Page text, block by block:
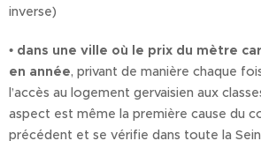
inverse)
• dans une ville où le prix du mètre
en année, privant de manière chaque
l’accès au logement gervaisien aux
aspect est même la première cause du
précédent et se vérifie dans toute la